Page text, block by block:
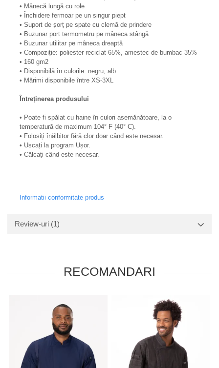
• Mânecă lungă cu role
• Închidere fermoar pe un singur piept
• Suport de șorț pe spate cu clemă de prindere
• Buzunar port termometru pe mâneca stângă
• Buzunar utilitar pe mâneca dreaptă
• Compoziție: poliester reciclat 65%, amestec de bumbac 35%
• 160 gm2
• Disponibilă în culorile: negru, alb
• Mărimi disponibile între XS-3XL
Întreținerea produsului
• Poate fi spălat cu haine în culori asemănătoare, la o
temperatură de maximum 104° F (40° C).
• Folosiți înălbitor fără clor doar când este necesar.
• Uscați la program Ușor.
• Călcați când este necesar.
Informatii conformitate produs
Review-uri (1)
RECOMANDARI